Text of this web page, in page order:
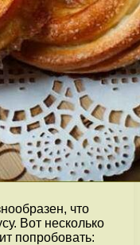
что
Вот несколько
попробовать: